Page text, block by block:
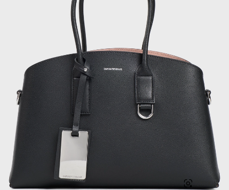
ПОХОЖИЕ